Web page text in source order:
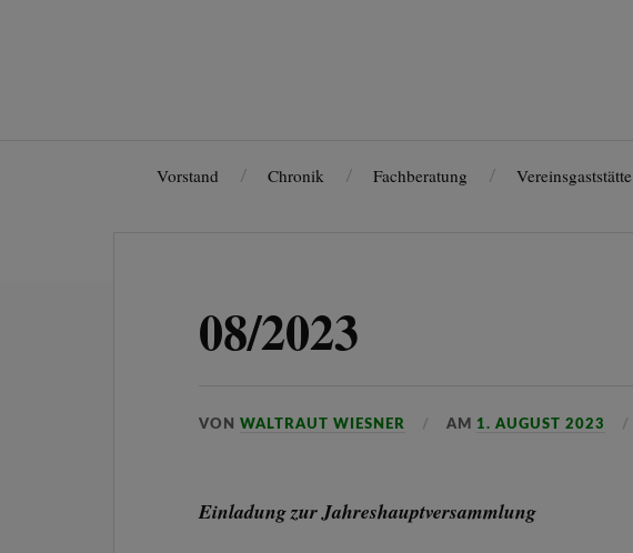
Vorstand Chronik Fachberatung Vereinsgaststätte
08/2023
VONWALTRAUT WIESNER AM 1. AUGUST 2023
Einladung zur Jahreshauptversammlung